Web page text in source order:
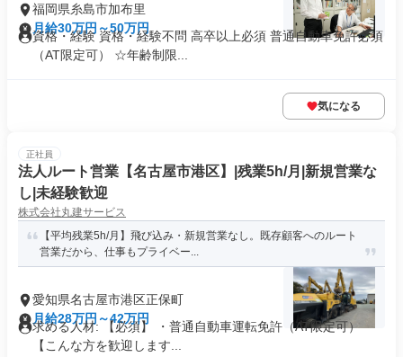
福岡県糸島市加布里
月給30万円～50万円
資格・経験 資格・経験不問 高卒以上必須 普通自動車免許必須
（AT限定可） ☆年齢制限...
気になる
正社員
法人ルート営業【名古屋市港区】|残業5h/月|新規営業な
し|未経験歓迎
株式会社丸建サービス
【平均残業5h/月】飛び込み・新規営業なし。既存顧客へのルート
営業だから、仕事もプライベー...
愛知県名古屋市港区正保町
月給28万円～42万円
求める人材: 【必須】 ・普通自動車運転免許（AT限定可）
【こんな方を歓迎します...